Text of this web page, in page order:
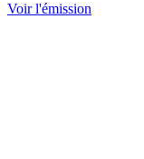
Voir l'émission